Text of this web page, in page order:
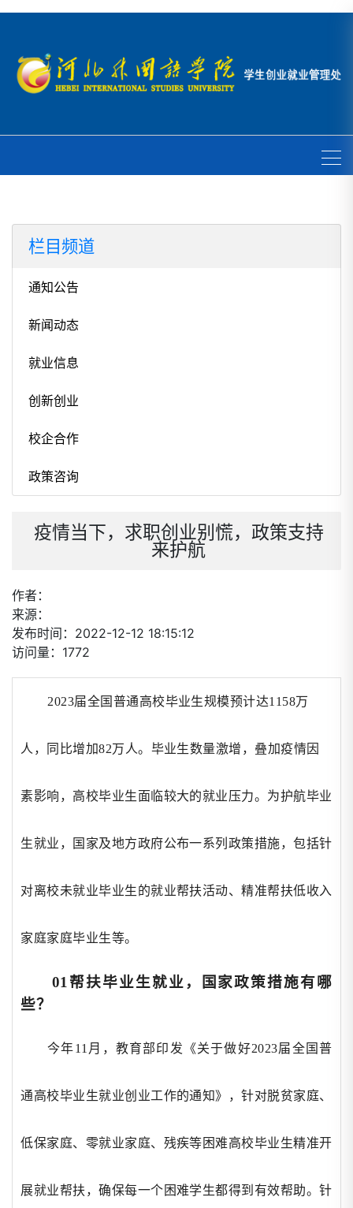
栏目频道
通知公告
新闻动态
就业信息
创新创业
校企合作
政策咨询
疫情当下，求职创业别慌，政策支持
来护航
作者：
来源：
发布时间：2022-12-12 18:15:12
访问量：1772
2023届全国普通高校毕业生规模预计达1158万
人，同比增加82万人。毕业生数量激增，叠加疫情因
素影响，高校毕业生面临较大的就业压力。为护航毕业
生就业，国家及地方政府公布一系列政策措施，包括针
对离校未就业毕业生的就业帮扶活动、精准帮扶低收入
家庭家庭毕业生等。
01帮扶毕业生就业，国家政策措施有哪
些？
今年11月，教育部印发《关于做好2023届全国普
通高校毕业生就业创业工作的通知》，针对脱贫家庭、
低保家庭、零就业家庭、残疾等困难高校毕业生精准开
展就业帮扶，确保每一个困难学生都得到有效帮助。针